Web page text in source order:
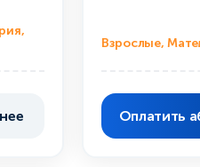
Взрослые,
Оплатить